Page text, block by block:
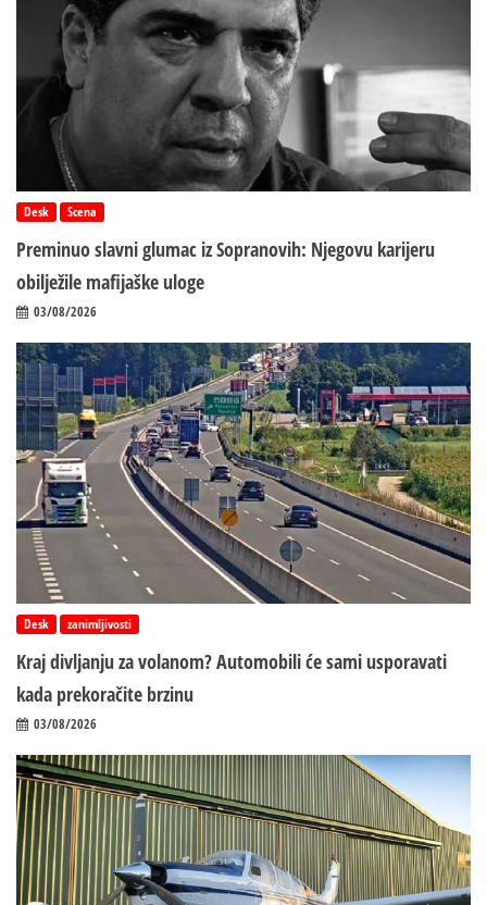
Desk Scena
Preminuo slavni glumac iz Sopranovih: Njegovu karijeru
obilježile mafijaške uloge
03/08/2026
Desk zanimljivosti
Kraj divljanju za volanom? Automobili će sami usporavati
kada prekoračite brzinu
03/08/2026